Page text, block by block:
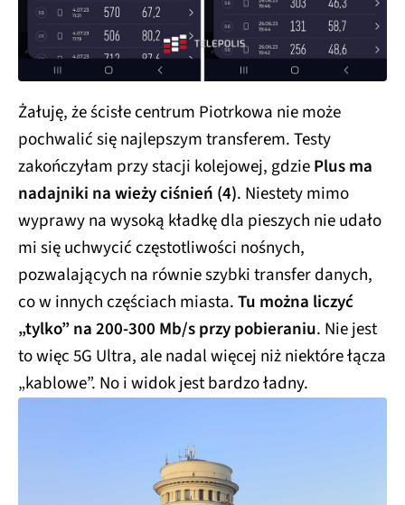
Żałuję, że ścisłe centrum Piotrkowa nie może
pochwalić się najlepszym transferem. Testy
zakończyłam przy stacji kolejowej, gdziePlus ma
nadajniki na wieży ciśnień (4). Niestety mimo
wyprawy na wysoką kładkę dla pieszych nie udało
mi się uchwycić częstotliwości nośnych,
pozwalających na równie szybki transfer danych,
co w innych częściach miasta.Tu można liczyć
„tylko” na 200-300 Mb/s przy pobieraniu. Nie jest
to więc 5G Ultra, ale nadal więcej niż niektóre łącza
„kablowe”. No i widok jest bardzo ładny.